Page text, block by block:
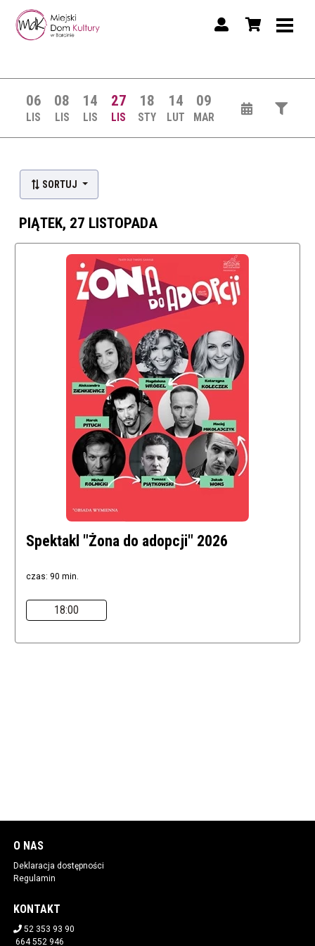
06
LIS
08
LIS
14
LIS
27
LIS
18
STY
14
LUT
09
MAR
SORTUJ
PIĄTEK, 27 LISTOPADA
Spektakl "Żona do adopcji" 2026
czas: 90 min.
18:00
O NAS
Deklaracja dostępności
Regulamin
KONTAKT
52 353 93 90
664 552 946